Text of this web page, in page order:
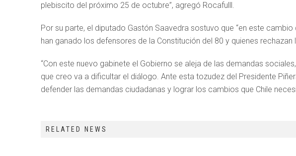
plebiscito del próximo 25 de octubre”, agregó Rocafulll.
Por su parte, el diputado Gastón Saavedra sostuvo que “en este
han ganado los defensores de la Constitución del 80 y quienes
“Con este nuevo gabinete el Gobierno se aleja de las demandas
que creo va a dificultar el diálogo. Ante esta tozudez del Presidente
defender las demandas ciudadanas y lograr los cambios que Chile
RELATED NEWS